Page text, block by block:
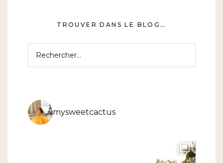
TROUVER DANS LE BLOG…
mysweetcactus